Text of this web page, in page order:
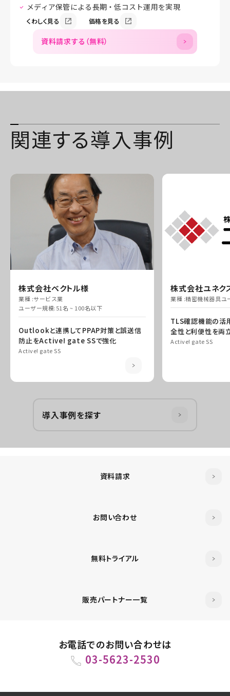
メディア保管による長期・低コスト運用を実現
くわしく見る 価格を見る
資料請求する（無料）
関連する導入事例
株式会社ベクトル様
業種 :サービス業
ユーザー規模:51名 ~ 100名以下
Outlookと連携してPPAP対策と誤送信
防止をActive! gate SSで強化
Active! gate SS
株式会社ユネク
業種 :精密機械器具ユ
TLS確認機能の活
全性と利便性を両
Active! gate SS
導入事例を探す
資料請求
お問い合わせ
無料トライアル
販売パートナー一覧
お電話でのお問い合わせは
03-5623-2530